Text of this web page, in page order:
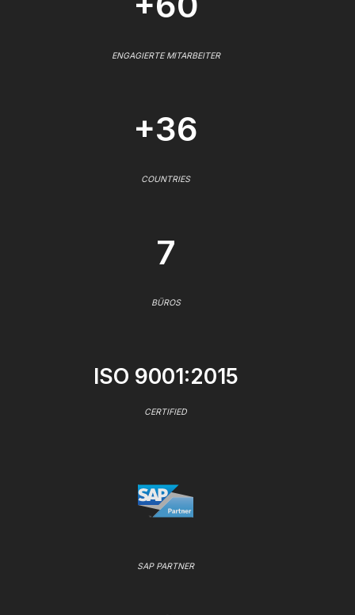
ENGAGIERTE MITARBEITER
+36
COUNTRIES
7
BÜROS
ISO 9001:2015
CERTIFIED
SAP PARTNER